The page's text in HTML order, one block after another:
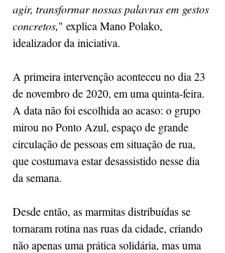
agir, transformar nossas palavras em gestos
concretos," explica Mano Polako,
idealizador da iniciativa.
A primeira intervenção aconteceu no dia 23
de novembro de 2020, em uma quinta-feira.
A data não foi escolhida ao acaso: o grupo
mirou no Ponto Azul, espaço de grande
circulação de pessoas em situação de rua,
que costumava estar desassistido nesse dia
da semana.
Desde então, as marmitas distribuídas se
tornaram rotina nas ruas da cidade, criando
não apenas uma prática solidária, mas uma